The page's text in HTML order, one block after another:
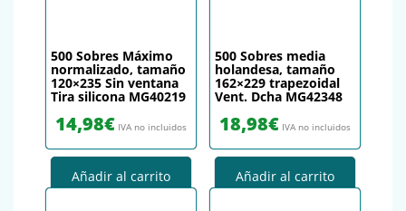
500 Sobres Máximo
normalizado, tamaño
120×235 Sin ventana
Tira silicona MG40219
14,98€ IVA no incluidos
Añadir al carrito
500 Sobres media
holandesa, tamaño
162×229 trapezoidal
Vent. Dcha MG42348
18,98€ IVA no incluidos
Añadir al carrito